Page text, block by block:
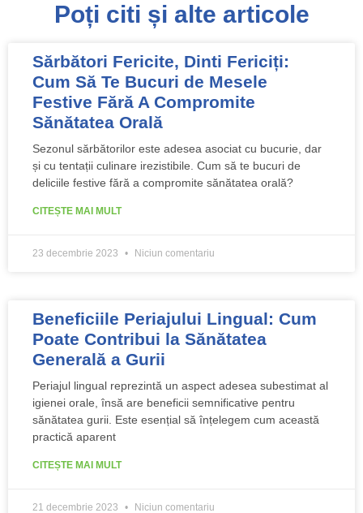
Poți citi și alte articole
Sărbători Fericite, Dinti Fericiți:
Cum Să Te Bucuri de Mesele
Festive Fără A Compromite
Sănătatea Orală
Sezonul sărbătorilor este adesea asociat cu bucurie, dar
și cu tentații culinare irezistibile. Cum să te bucuri de
deliciile festive fără a compromite sănătatea orală?
CITEȘTE MAI MULT
23 decembrie 2023 Niciun comentariu
Beneficiile Periajului Lingual: Cum
Poate Contribui la Sănătatea
Generală a Gurii
Periajul lingual reprezintă un aspect adesea subestimat al
igienei orale, însă are beneficii semnificative pentru
sănătatea gurii. Este esențial să înțelegem cum această
practică aparent
CITEȘTE MAI MULT
21 decembrie 2023 Niciun comentariu